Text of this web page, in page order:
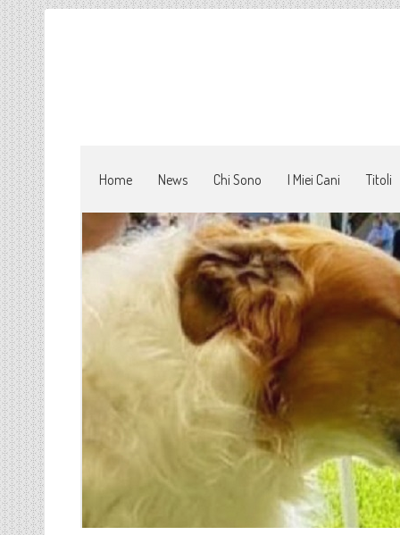
Home News Chi Sono I Miei Cani Titoli